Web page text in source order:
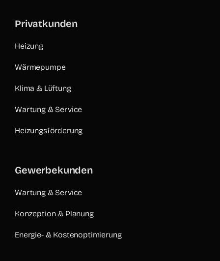
Privatkunden
Heizung
Wärmepumpe
Klima & Lüftung
Wartung & Service
Heizungsförderung
Gewerbekunden
Wartung & Service
Konzeption & Planung
Energie- & Kostenoptimierung